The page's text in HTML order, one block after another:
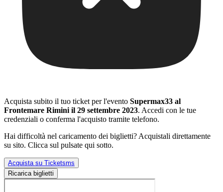
Acquista subito il tuo ticket per l'evento Supermax33 al
Frontemare Rimini il 29 settembre 2023. Accedi con le tue
credenziali o conferma l'acquisto tramite telefono.
Hai difficoltà nel caricamento dei biglietti? Acquistali direttamente
su sito. Clicca sul pulsate qui sotto.
Acquista su Ticketsms
Ricarica biglietti